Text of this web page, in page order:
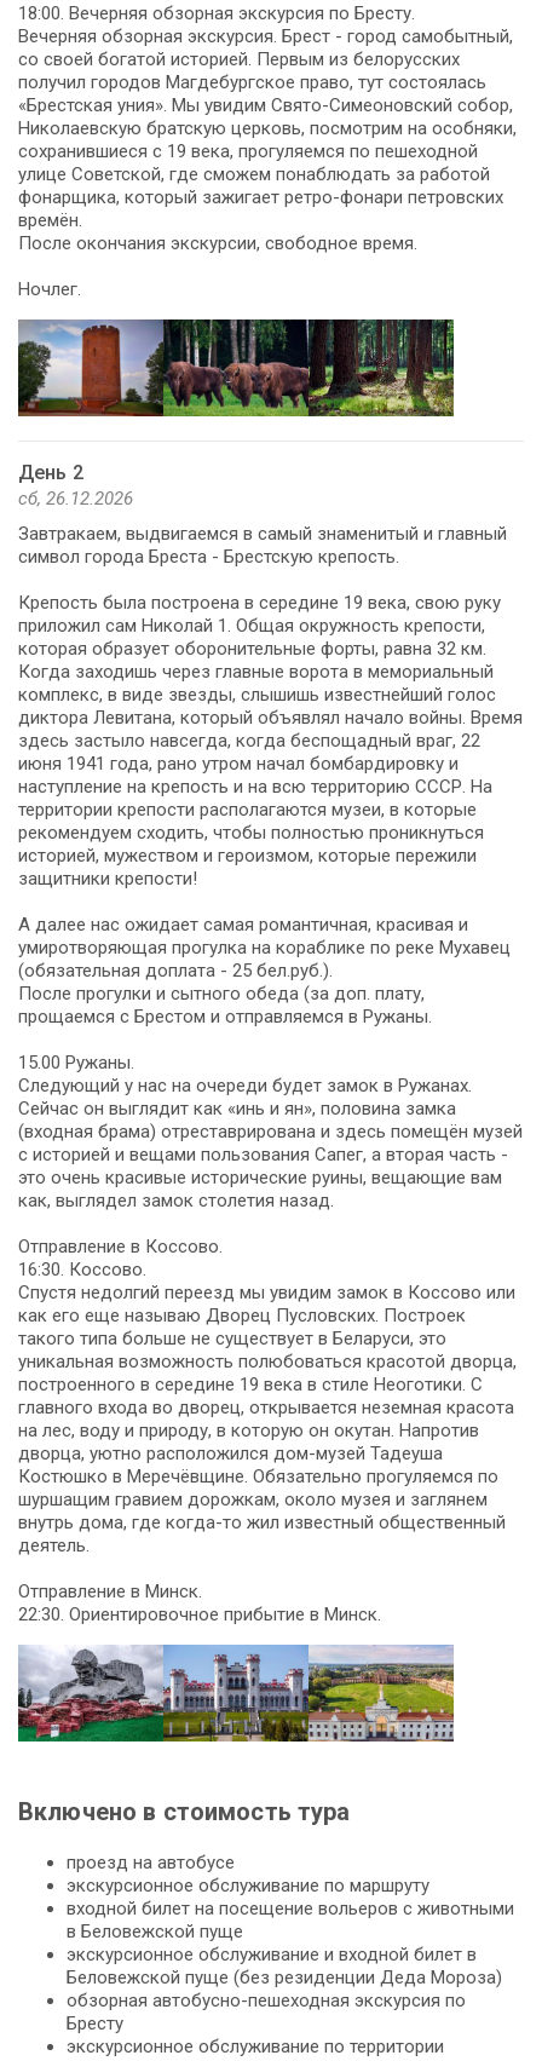
18:00. Вечерняя обзорная экскурсия по Бресту.
Вечерняя обзорная экскурсия. Брест - город самобытный,
со своей богатой историей. Первым из белорусских
получил городов Магдебургское право, тут состоялась
«Брестская уния». Мы увидим Свято-Симеоновский собор,
Николаевскую братскую церковь, посмотрим на особняки,
сохранившиеся с 19 века, прогуляемся по пешеходной
улице Советской, где сможем понаблюдать за работой
фонарщика, который зажигает ретро-фонари петровских
времён.
После окончания экскурсии, свободное время.
Ночлег.
День 2
сб, 26.12.2026
Завтракаем, выдвигаемся в самый знаменитый и главный
символ города Бреста - Брестскую крепость.
Крепость была построена в середине 19 века, свою руку
приложил сам Николай 1. Общая окружность крепости,
которая образует оборонительные форты, равна 32 км.
Когда заходишь через главные ворота в мемориальный
комплекс, в виде звезды, слышишь известнейший голос
диктора Левитана, который объявлял начало войны. Время
здесь застыло навсегда, когда беспощадный враг, 22
июня 1941 года, рано утром начал бомбардировку и
наступление на крепость и на всю территорию СССР. На
территории крепости располагаются музеи, в которые
рекомендуем сходить, чтобы полностью проникнуться
историей, мужеством и героизмом, которые пережили
защитники крепости!
А далее нас ожидает самая романтичная, красивая и
умиротворяющая прогулка на кораблике по реке Мухавец
(обязательная доплата - 25 бел.руб.).
После прогулки и сытного обеда (за доп. плату,
прощаемся с Брестом и отправляемся в Ружаны.
15.00 Ружаны.
Следующий у нас на очереди будет замок в Ружанах.
Сейчас он выглядит как «инь и ян», половина замка
(входная брама) отреставрирована и здесь помещён музей
с историей и вещами пользования Сапег, а вторая часть -
это очень красивые исторические руины, вещающие вам
как, выглядел замок столетия назад.
Отправление в Коссово.
16:30. Коссово.
Спустя недолгий переезд мы увидим замок в Коссово или
как его еще называю Дворец Пусловских. Построек
такого типа больше не существует в Беларуси, это
уникальная возможность полюбоваться красотой дворца,
построенного в середине 19 века в стиле Неоготики. С
главного входа во дворец, открывается неземная красота
на лес, воду и природу, в которую он окутан. Напротив
дворца, уютно расположился дом-музей Тадеуша
Костюшко в Меречёвщине. Обязательно прогуляемся по
шуршащим гравием дорожкам, около музея и заглянем
внутрь дома, где когда-то жил известный общественный
деятель.
Отправление в Минск.
22:30. Ориентировочное прибытие в Минск.
Включено в стоимость тура
проезд на автобусе
экскурсионное обслуживание по маршруту
входной билет на посещение вольеров с животными
в Беловежской пуще
экскурсионное обслуживание и входной билет в
Беловежской пуще (без резиденции Деда Мороза)
обзорная автобусно-пешеходная экскурсия по
Бресту
экскурсионное обслуживание по территории